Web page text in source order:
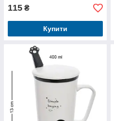
115 ₴
Купити